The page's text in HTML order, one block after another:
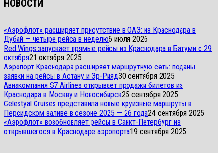
НОВОСТИ
«Аэрофлот» расширяет присутствие в ОАЭ: из Краснодара в
Дубай — четыре рейса в неделю6 июля 2026
Red Wings запускает прямые рейсы из Краснодара в Батуми с 29
октября21 октября 2025
Аэропорт Краснодара расширяет маршрутную сеть: поданы
заявки на рейсы в Астану и Эр-Рияд30 сентября 2025
Авиакомпания S7 Airlines открывает продажи билетов из
Краснодара в Москву и Новосибирск25 сентября 2025
Celestyal Cruises представила новые круизные маршруты в
Персидском заливе в сезоне 2025 — 26 года24 сентября 2025
«Аэрофлот» возобновляет рейсы в Санкт-Петербург из
открывшегося в Краснодаре аэропорта19 сентября 2025